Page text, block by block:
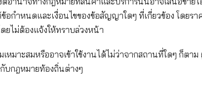
(detrimental reliance) ที่ท่านอาจคาดหมายได้
รับผิดต่อความเสียหายใดๆ ที่เกี่ยวเนื่องกับอุ
ย์สินอื่นของท่าน อันเป็นผลจากการเข้าถึง กา